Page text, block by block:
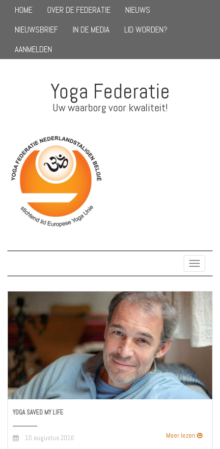
HOME OVER DE FEDERATIE
NIEUWS
NIEUWSBRIEF
IN DE MEDIA
LID WORDEN?
AANMELDEN
Yoga Federatie
Uw waarborg voor kwaliteit!
Toggle
YOGA SAVED MY LIFE
10 augustus 2016 Meer lezen